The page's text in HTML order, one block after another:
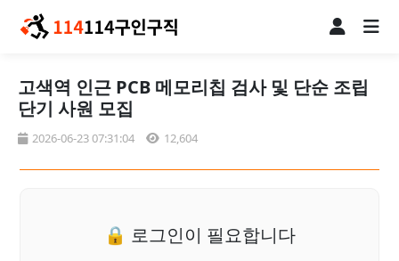
고색역 인근 PCB 메모리칩 검사 및 단순 조립
단기 사원 모집
2026-06-23 07:31:04 12,604
🔒 로그인이 필요합니다